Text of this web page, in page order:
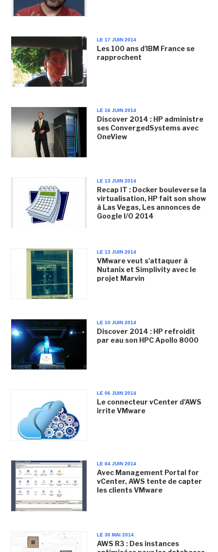
LE 17 JUIN 2014
Les 100 ans d'IBM France se
rapprochent
LE 16 JUIN 2014
Discover 2014 : HP administre
ses ConvergedSystems avec
OneView
LE 13 JUIN 2014
Recap IT : Docker bouleverse la
virtualisation, HP fait son show
à Las Vegas, Les annonces de
Google I/O 2014
LE 13 JUIN 2014
VMware veut s'attaquer à
Nutanix et Simplivity avec le
projet Marvin
LE 10 JUIN 2014
Discover 2014 : HP refroidit
par eau son HPC Apollo 8000
LE 06 JUIN 2014
Le connecteur vCenter d'AWS
irrite VMware
LE 04 JUIN 2014
Avec Management Portal for
vCenter, AWS tente de capter
les clients VMware
LE 30 MAI 2014
AWS R3 : Des instances